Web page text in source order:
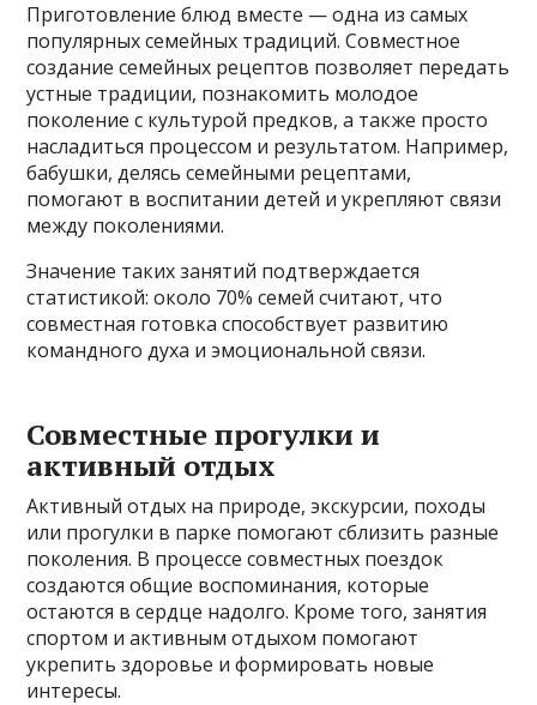
Приготовление блюд вместе — одна из самых
популярных семейных традиций. Совместное
создание семейных рецептов позволяет передать
устные традиции, познакомить молодое
поколение с культурой предков, а также просто
насладиться процессом и результатом. Например,
бабушки, делясь семейными рецептами,
помогают в воспитании детей и укрепляют связи
между поколениями.
Значение таких занятий подтверждается
статистикой: около 70% семей считают, что
совместная готовка способствует развитию
командного духа и эмоциональной связи.
Совместные прогулки и
активный отдых
Активный отдых на природе, экскурсии, походы
или прогулки в парке помогают сблизить разные
поколения. В процессе совместных поездок
создаются общие воспоминания, которые
остаются в сердце надолго. Кроме того, занятия
спортом и активным отдыхом помогают
укрепить здоровье и формировать новые
интересы.